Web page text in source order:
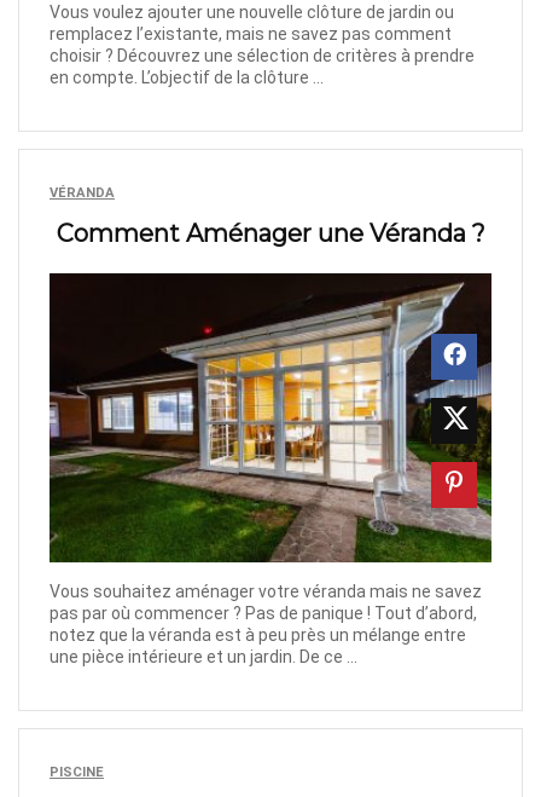
Vous voulez ajouter une nouvelle clôture de jardin ou
remplacez l’existante, mais ne savez pas comment
choisir ? Découvrez une sélection de critères à prendre
en compte. L’objectif de la clôture ...
VÉRANDA
Comment Aménager une Véranda ?
Vous souhaitez aménager votre véranda mais ne savez
pas par où commencer ? Pas de panique ! Tout d’abord,
notez que la véranda est à peu près un mélange entre
une pièce intérieure et un jardin. De ce ...
PISCINE